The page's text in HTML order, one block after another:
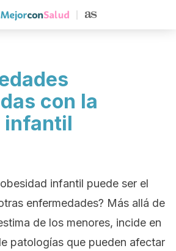
con la
infantil
infantil puede ser el
enfermedades? Más allá de
de los menores, incide en
patologías que pueden afectar